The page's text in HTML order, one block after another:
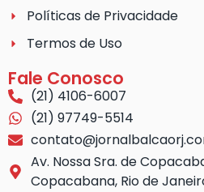
Políticas de Privacidade
Termos de Uso
Fale Conosco
(21) 4106-6007
(21) 97749-5514
Av. Nossa Sra. de
Copacabana, Rio de